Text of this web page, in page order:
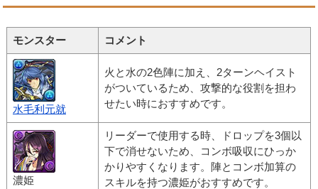
モンスター コメント
水毛利元就
火と水の2色陣に加え、2ターンヘイスト
がついているため、攻撃的な役割を担わ
せたい時におすすめです。
濃姫
リーダーで使用する時、ドロップを3個以
下で消せないため、コンボ吸収にひっか
かりやすくなります。陣とコンボ加算の
スキルを持つ濃姫がおすすめです。